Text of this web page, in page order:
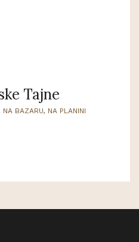
Tajne
BAZARU, NA PLANINI